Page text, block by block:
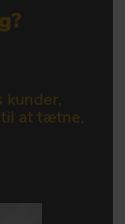
kunder,
at tætne,